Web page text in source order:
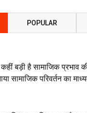
POPULAR
बड़ी है सामाजिक प्रभाव
सामाजिक परिवर्तन का